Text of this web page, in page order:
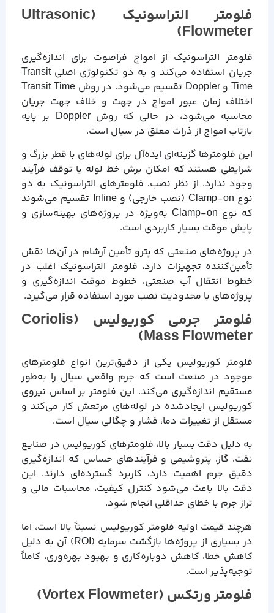
فلومتر التراسونیک (Ultrasonic
Flowmeter)
فلومتر التراسونیک از امواج فراصوت برای اندازه‌گیری
جریان استفاده می‌کند و به دو تکنولوژی اصلی Transit
Time و Doppler تقسیم می‌شود. در روش Transit Time
اختلاف زمان عبور امواج در جهت و خلاف جهت جریان
محاسبه می‌شود، در حالی که روش Doppler بر پایه
بازتاب امواج از ذرات معلق در سیال است.
این فلومترها گزینه‌ای ایده‌آل برای لوله‌های با قطر بزرگ و
شرایطی هستند که امکان برش خط لوله یا توقف فرآیند
وجود ندارد. از نظر نصب، فلومترهای التراسونیک به دو
نوع Clamp-on (نصب خارجی) و Inline تقسیم می‌شوند
که نوع Clamp-on به‌ویژه در پروژه‌های بهینه‌سازی و
پایش موقت بسیار کاربردی است.
در پروژه‌های صنعتی که پترو تأمین آرشام در آن‌ها نقش
تأمین‌کننده تجهیزات دارد، فلومتر التراسونیک اغلب در
خطوط انتقال آب صنعتی، خطوط موقت اندازه‌گیری و
پروژه‌های با محدودیت نصب مورد استفاده قرار می‌گیرد.
فلومتر جرمی کوریولیس (Coriolis
Mass Flowmeter)
فلومتر کوریولیس یکی از دقیق‌ترین انواع فلومترهای
موجود در صنعت است که جرم واقعی سیال را به‌طور
مستقیم اندازه‌گیری می‌کند. این فلومتر بر اساس نیروی
کوریولیس ایجادشده در لوله‌های مرتعش کار می‌کند و
مستقل از تغییرات دما، فشار و چگالی سیال است.
به دلیل دقت بسیار بالا، فلومترهای کوریولیس در صنایع
نفت، گاز، پتروشیمی و فرآیندهای حساس که اندازه‌گیری
دقیق جرم اهمیت دارد، کاربرد گسترده‌ای دارند. این
دقت بالا باعث می‌شود کنترل کیفیت، محاسبات مالی و
تراز جرم با خطای حداقلی انجام شود.
هرچند قیمت اولیه فلومتر کوریولیس نسبتاً بالا است، اما
در بسیاری از پروژه‌ها بازگشت سرمایه (ROI) آن به دلیل
کاهش خطا، کاهش دوباره‌کاری و بهبود بهره‌وری، کاملاً
توجیه‌پذیر است.
فلومتر ورتکس (Vortex Flowmeter)